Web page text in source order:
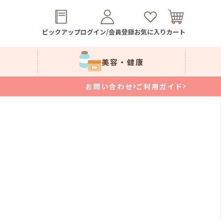
ピックアップログイン/会員登録お気に入りカート
美容・健康
お問い合わせ ご利用ガイド